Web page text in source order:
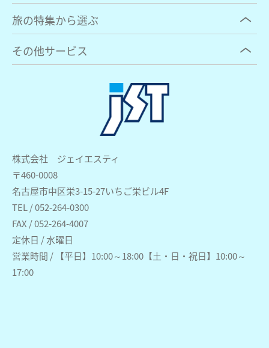
株式会社 ジェイエスティ
〒460-0008
名古屋市中区栄3-15-27いちご栄ビル4F
TEL / 052-264-0300
FAX / 052-264-4007
定休日 / 水曜日
営業時間 / 【平日】10:00～18:00【土・日・祝日】10:00～
17:00
旅の特集から選ぶ
その他サービス